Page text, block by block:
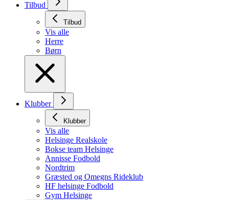
Tilbud
Tilbud
Vis alle
Herre
Børn
Klubber
Klubber
Vis alle
Helsinge Realskole
Bokse team Helsinge
Annisse Fodbold
Nordtrim
Græsted og Omegns Rideklub
HF helsinge Fodbold
Gym Helsinge